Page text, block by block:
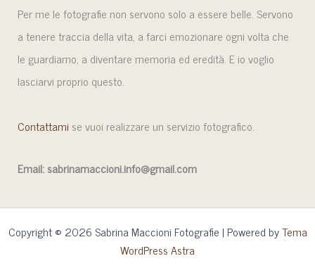
Per me le fotografie non servono solo a essere belle. Servono
a tenere traccia della vita, a farci emozionare ogni volta che
le guardiamo, a diventare memoria ed eredità. E io voglio
lasciarvi proprio questo.
Contattami se vuoi realizzare un servizio fotografico.
Email: sabrinamaccioni.info@gmail.com
Copyright © 2026 Sabrina Maccioni Fotografie | Powered byTema
WordPress Astra